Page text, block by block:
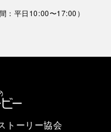
：平日10:00〜17:00）
トーリー協会